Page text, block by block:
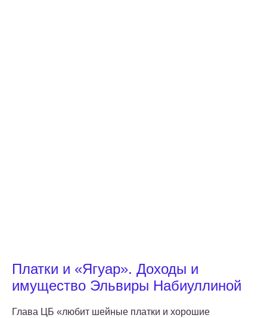
Платки и «Ягуар». Доходы и
имущество Эльвиры Набиуллиной
Глава ЦБ «любит шейные платки и хорошие